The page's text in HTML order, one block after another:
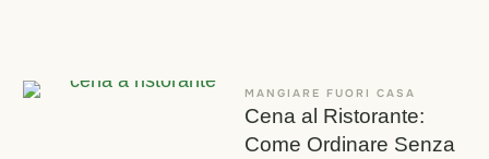
MANGIARE FUORI CASA
Cena al Ristorante:
Come Ordinare Senza